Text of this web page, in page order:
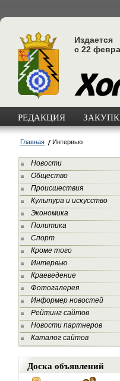
Издается
с 22
РЕДАКЦИЯ
Главная Интервью
Новости
Общество
Происшествия
Культура и искусство
Экономика
Политика
Спорт
Кроме того
Интервью
Краеведение
Фотогалерея
Информер новостей
Рейтинг сайтов
Новости партнеров
Каталог сайтов
Доска объявлений